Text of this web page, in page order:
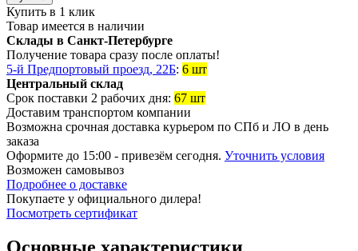
Купить в 1 клик
Товар имеется в наличии
Склады в Санкт-Петербурге
Получение товара сразу после оплаты!
5-й Предпортовый проезд, 22Б: 6 шт
Центральный склад
Срок поставки 2 рабочих дня: 67 шт
Доставим транспортом компании
Возможна срочная доставка курьером по СПб и ЛО в день
заказа
Оформите до 15:00 - привезём сегодня. Уточнить условия
Возможен самовывоз
Подробнее о доставке
Покупаете у официального дилера!
Посмотреть сертификат
Основные характеристики